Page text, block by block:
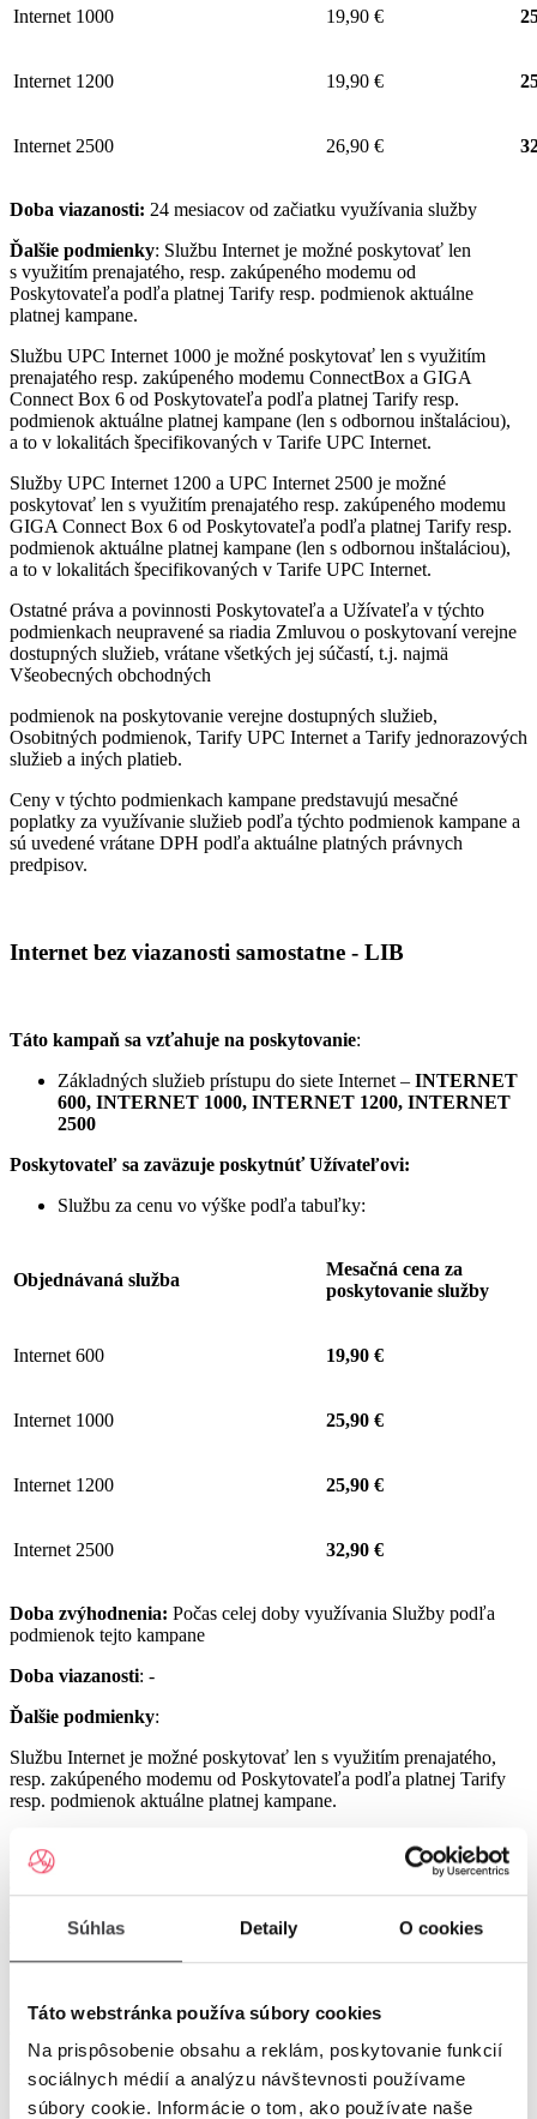
Súhlas Detaily O cookies
Táto webstránka používa súbory cookies
Na prispôsobenie obsahu a reklám, poskytovanie funkcií
sociálnych médií a analýzu návštevnosti používame
súbory cookie. Informácie o tom, ako používate naše
Internet 1000 19,90 €
Internet 1200 19,90 €
Internet 2500 26,90 €
Doba viazanosti: 24 mesiacov od začiatku využívania služby
Ďalšie podmienky: Službu Internet je možné poskytovať len
s využitím prenajatého, resp. zakúpeného modemu od
Poskytovateľa podľa platnej Tarify resp. podmienok aktuálne
platnej kampane.
Službu UPC Internet 1000 je možné poskytovať len s využitím
prenajatého resp. zakúpeného modemu ConnectBox a GIGA
Connect Box 6 od Poskytovateľa podľa platnej Tarify resp.
podmienok aktuálne platnej kampane (len s odbornou inštaláciou),
a to v lokalitách špecifikovaných v Tarife UPC Internet.
Služby UPC Internet 1200 a UPC Internet 2500 je možné
poskytovať len s využitím prenajatého resp. zakúpeného modemu
GIGA Connect Box 6 od Poskytovateľa podľa platnej Tarify resp.
podmienok aktuálne platnej kampane (len s odbornou inštaláciou),
a to v lokalitách špecifikovaných v Tarife UPC Internet.
Ostatné práva a povinnosti Poskytovateľa a Užívateľa v týchto
podmienkach neupravené sa riadia Zmluvou o poskytovaní verejne
dostupných služieb, vrátane všetkých jej súčastí, t.j. najmä
Všeobecných obchodných
podmienok na poskytovanie verejne dostupných služieb,
Osobitných podmienok, Tarify UPC Internet a Tarify jednorazových
služieb a iných platieb.
Ceny v týchto podmienkach kampane predstavujú mesačné
poplatky za využívanie služieb podľa týchto podmienok kampane a
sú uvedené vrátane DPH podľa aktuálne platných právnych
predpisov.
Internet bez viazanosti samostatne - LIB
Táto kampaň sa vzťahuje na poskytovanie:
Základných služieb prístupu do siete Internet – INTERNET
600, INTERNET 1000, INTERNET 1200, INTERNET
2500
Poskytovateľ sa zaväzuje poskytnúť Užívateľovi:
Službu za cenu vo výške podľa tabuľky:
Objednávaná služba
Mesačná cena za
poskytovanie služby
Internet 600 19,90 €
Internet 1000 25,90 €
Internet 1200 25,90 €
Internet 2500 32,90 €
Doba zvýhodnenia: Počas celej doby využívania Služby podľa
podmienok tejto kampane
Doba viazanosti: -
Ďalšie podmienky:
Službu Internet je možné poskytovať len s využitím prenajatého,
resp. zakúpeného modemu od Poskytovateľa podľa platnej Tarify
resp. podmienok aktuálne platnej kampane.
Službu UPC Internet 1000 je možné poskytovať len s využitím
prenajatého resp. zakúpeného modemu GIGA ConnectBox
alebo GIGA Connect Box 6 (podľa dostupnosti) od Poskytovateľa
s odbornou inštaláciou), a to v lokalitách špecifikovaných v Tarife
poskytovať len s využitím prenajatého resp. zakúpeného modemu
podmienok aktuálne platnej kampane (len s odbornou inštaláciou), a
to v lokalitách špecifikovaných v Tarife UPC Internet.